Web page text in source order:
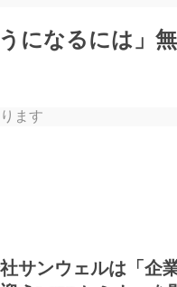
になるには」
ます
サンウェルは「